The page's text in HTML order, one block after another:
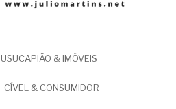
USUCAPIÃO & IMÓVEIS
CÍVEL & CONSUMIDOR